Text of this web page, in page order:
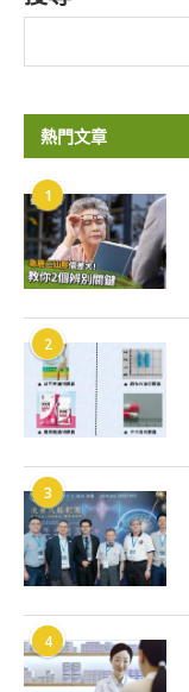
熱門文章
1
2
3
4